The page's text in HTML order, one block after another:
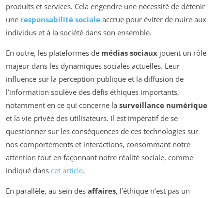
produits et services. Cela engendre une nécessité de détenir
une responsabilité sociale accrue pour éviter de nuire aux
individus et à la société dans son ensemble.
En outre, les plateformes de médias sociaux jouent un rôle
majeur dans les dynamiques sociales actuelles. Leur
influence sur la perception publique et la diffusion de
l’information soulève des défis éthiques importants,
notamment en ce qui concerne la surveillance numérique
et la vie privée des utilisateurs. Il est impératif de se
questionner sur les conséquences de ces technologies sur
nos comportements et interactions, consommant notre
attention tout en façonnant notre réalité sociale, comme
indiqué dans cet article.
En parallèle, au sein des affaires, l’éthique n’est pas un